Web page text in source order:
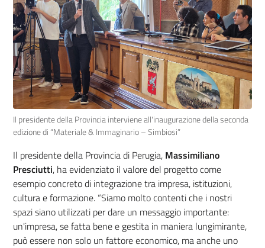
Il presidente della Provincia interviene all'inaugurazione della seconda
edizione di “Materiale & Immaginario – Simbiosi”
Il presidente della Provincia di Perugia, Massimiliano
Presciutti, ha evidenziato il valore del progetto come
esempio concreto di integrazione tra impresa, istituzioni,
cultura e formazione. “Siamo molto contenti che i nostri
spazi siano utilizzati per dare un messaggio importante:
un'impresa, se fatta bene e gestita in maniera lungimirante,
può essere non solo un fattore economico, ma anche uno